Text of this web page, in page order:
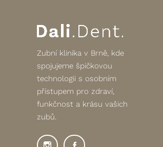
Zubní klinika v Brně, kde
spojujeme špičkovou
technologii s osobním
přístupem pro zdraví,
funkčnost a krásu vašich
zubů.